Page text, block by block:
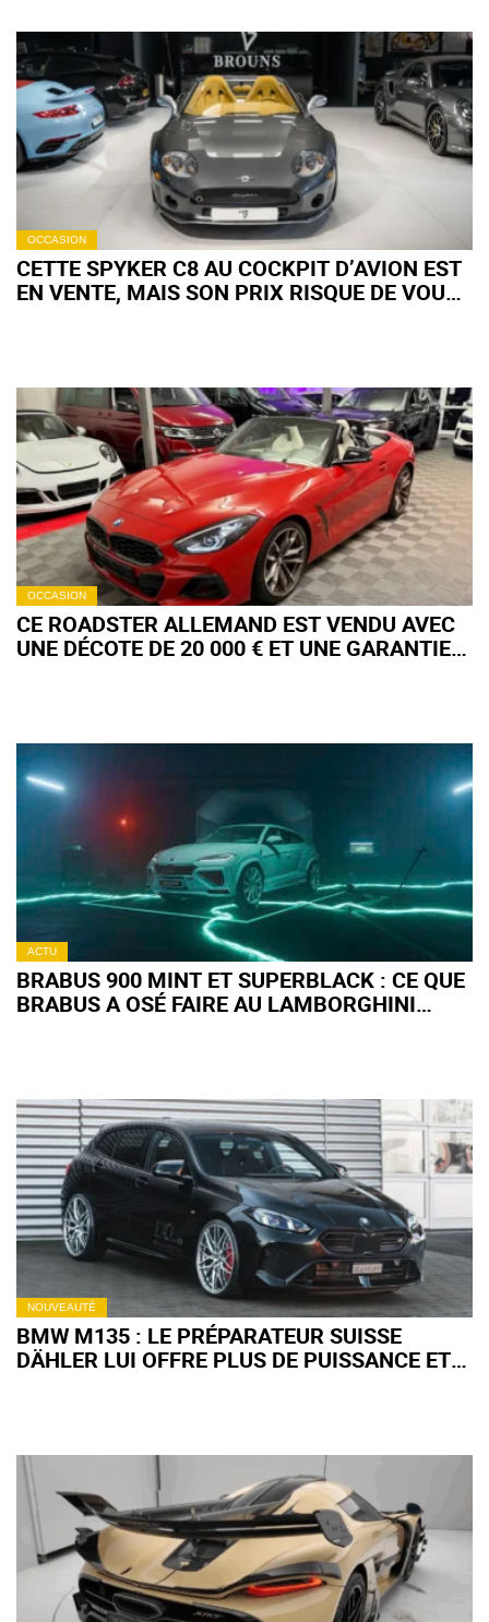
OCCASION
CETTE SPYKER C8 AU COCKPIT D’AVION EST
EN VENTE, MAIS SON PRIX RISQUE DE VOUS
OCCASION
CE ROADSTER ALLEMAND EST VENDU AVEC
UNE DÉCOTE DE 20 000 € ET UNE GARANTIE
ACTU
BRABUS 900 MINT ET SUPERBLACK : CE QUE
BRABUS A OSÉ FAIRE AU LAMBORGHINI
NOUVEAUTÉ
BMW M135 : LE PRÉPARATEUR SUISSE
DÄHLER LUI OFFRE PLUS DE PUISSANCE ET